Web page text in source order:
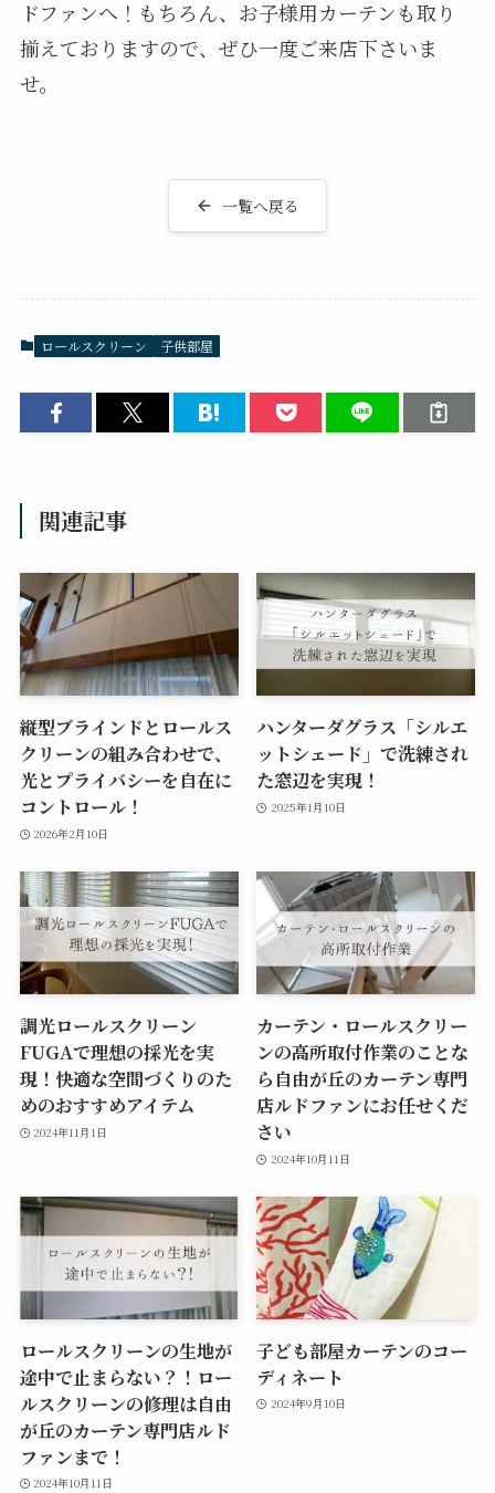
ドファンへ！もちろん、お子様用カーテンも取り
揃えておりますので、ぜひ一度ご来店下さいま
せ。
一覧へ戻る
ロールスクリーン 子供部屋
関連記事
縦型ブラインドとロールス
クリーンの組み合わせで、
光とプライバシーを自在に
コントロール！
2026年2月10日
ハンターダグラス「シルエ
ットシェード」で洗練され
た窓辺を実現！
2025年1月10日
調光ロールスクリーン
FUGAで理想の採光を実
現！快適な空間づくりのた
めのおすすめアイテム
2024年11月1日
カーテン・ロールスクリー
ンの高所取付作業のことな
ら自由が丘のカーテン専門
店ルドファンにお任せくだ
さい
2024年10月11日
ロールスクリーンの生地が
途中で止まらない？！ロー
ルスクリーンの修理は自由
が丘のカーテン専門店ルド
ファンまで！
2024年10月11日
子ども部屋カーテンのコー
ディネート
2024年9月10日